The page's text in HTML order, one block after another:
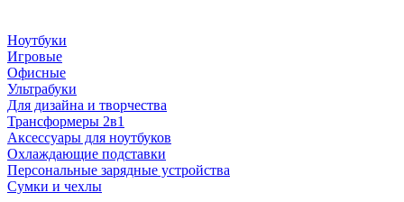
Ноутбуки
Игровые
Офисные
Ультрабуки
Для дизайна и творчества
Трансформеры 2в1
Аксессуары для ноутбуков
Охлаждающие подставки
Персональные зарядные устройства
Сумки и чехлы